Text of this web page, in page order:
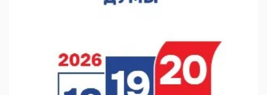
07.08.2026 12:15
В Нижнем Новгороде прошло совещание Росгвардии